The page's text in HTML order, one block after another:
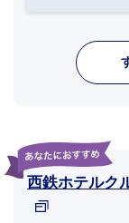
西鉄ホテルク